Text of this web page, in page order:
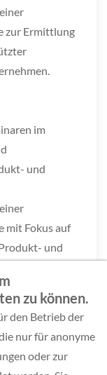
zur Ermittlung
im
und
mit Fokus auf
und
zu können.
den Betrieb der
nur für anonyme
oder zur